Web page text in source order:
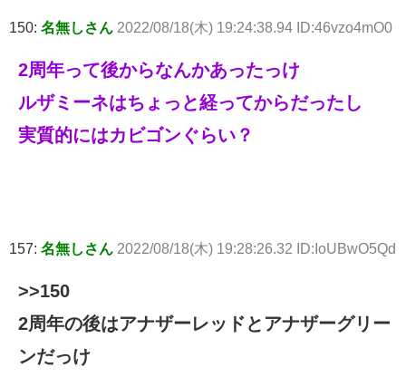
150: 名無しさん 2022/08/18(木) 19:24:38.94 ID:46vzo4mO0
2周年って後からなんかあったっけ
ルザミーネはちょっと経ってからだったし
実質的にはカビゴンぐらい？
157: 名無しさん 2022/08/18(木) 19:28:26.32 ID:IoUBwO5Qd
>>150
2周年の後はアナザーレッドとアナザーグリー
ンだっけ